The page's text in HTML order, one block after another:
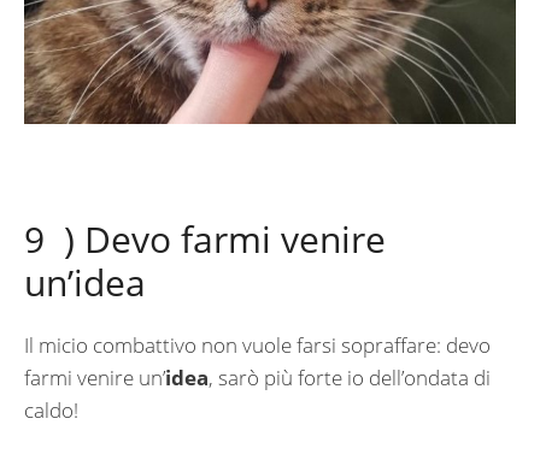
9 ) Devo farmi venire
un’idea
Il micio combattivo non vuole farsi sopraffare: devo
farmi venire un’idea, sarò più forte io dell’ondata di
caldo!